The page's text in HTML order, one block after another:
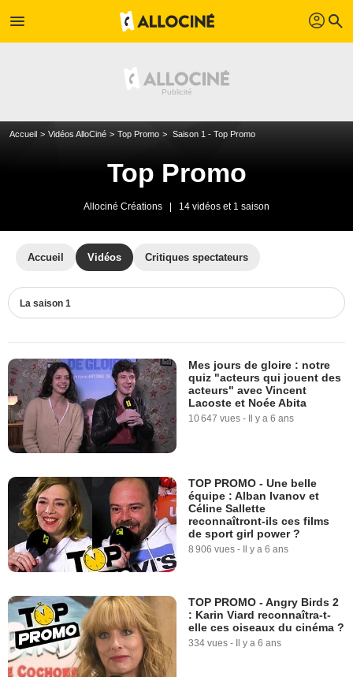
menu profil search
Accueil Vidéos AlloCiné Top Promo Saison 1 - Top Promo
Top Promo
Allociné Créations 14 vidéos et 1 saison
Accueil Vidéos Critiques spectateurs
La saison 1
Mes jours de gloire : notre
quiz "acteurs qui jouent des
acteurs" avec Vincent
Lacoste et Noée Abita
10 647 vues - Il y a 6 ans
TOP PROMO - Une belle
équipe : Alban Ivanov et
Céline Sallette
reconnaîtront-ils ces films
de sport girl power ?
8 906 vues - Il y a 6 ans
TOP PROMO - Angry Birds 2
: Karin Viard reconnaîtra-t-
elle ces oiseaux du cinéma ?
334 vues - Il y a 6 ans